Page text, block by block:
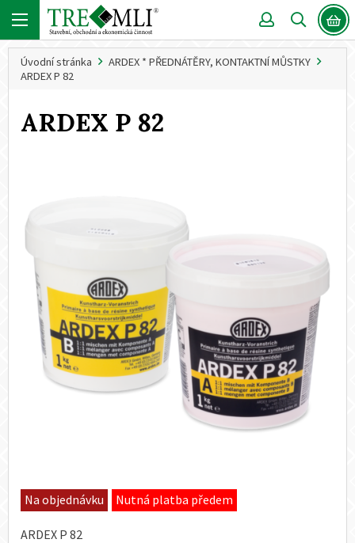
Úvodní stránka
ARDEX * PŘEDNÁTĚRY, KONTAKTNÍ MŮSTKY
ARDEX P 82
ARDEX P 82
Na objednávku Nutná platba předem
ARDEX P 82